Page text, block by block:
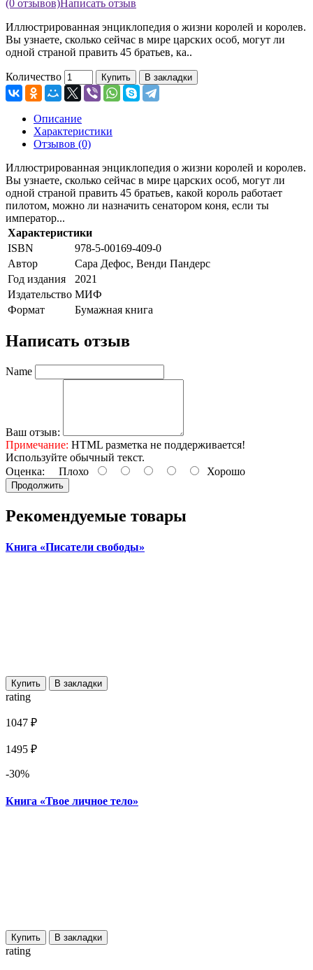
(0 отзывов)Написать отзыв
Иллюстрированная энциклопедия о жизни королей и королев.
Вы узнаете, сколько сейчас в мире царских особ, могут ли
одной страной править 45 братьев, ка..
Количество Купить В закладки
Описание
Характеристики
Отзывов (0)
Иллюстрированная энциклопедия о жизни королей и королев.
Вы узнаете, сколько сейчас в мире царских особ, могут ли
одной страной править 45 братьев, какой король работает
пилотом, можно ли назначить сенатором коня, если ты
император...
Характеристики
ISBN
978-5-00169-409-0
Автор
Сара Дефос, Венди Пандерс
Год издания
2021
Издательство МИФ
Формат
Бумажная книга
Написать отзыв
Name
Ваш отзыв:
Примечание: HTML разметка не поддерживается!
Используйте обычный текст.
Оценка: Плохо Хорошо
Продолжить
Рекомендуемые товары
Книга «Писатели свободы»
Купить В закладки
rating
1047 ₽
1495 ₽
-30%
Книга «Твое личное тело»
Купить В закладки
rating